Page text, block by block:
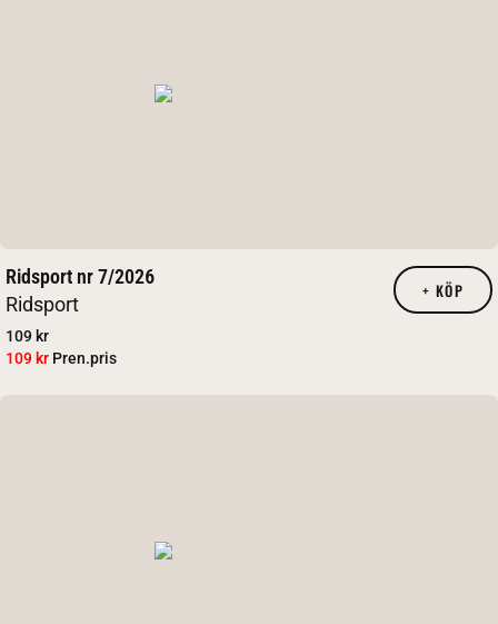
Ridsport nr 7/2026
Ridsport
109 kr
109 kr Pren.pris
+ KÖP